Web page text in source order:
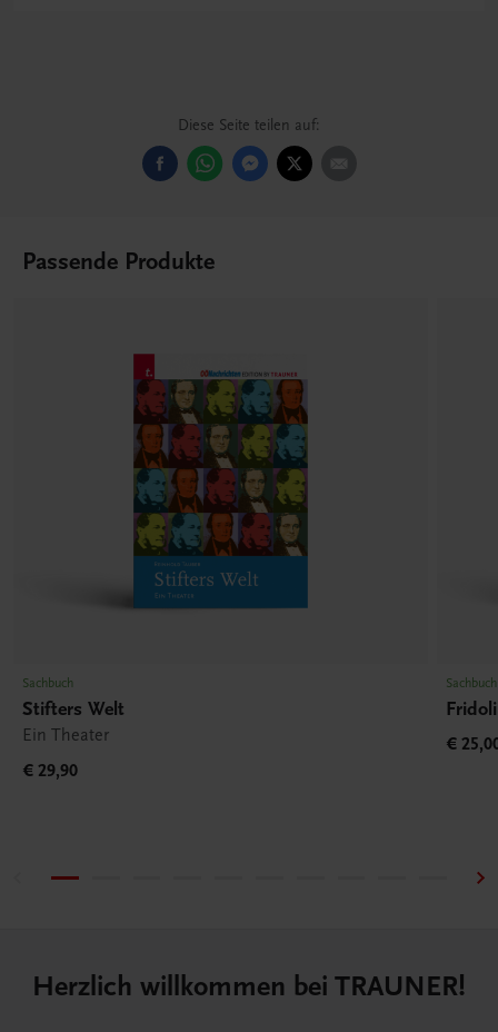
Diese Seite teilen auf:
Passende Produkte
Sachbuch
Stifters Welt
Ein Theater
€ 29,90
Sachbuch
€
Herzlich willkommen bei TRAUNER!